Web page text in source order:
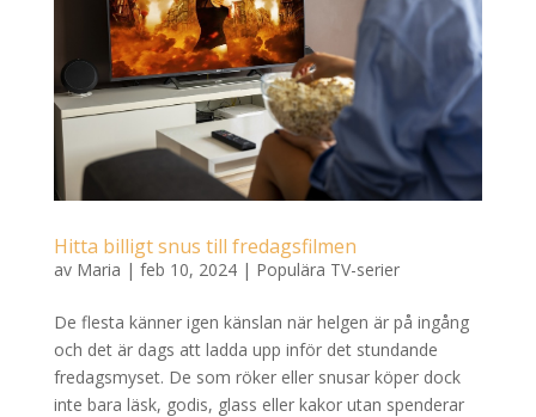
Hitta billigt snus till fredagsfilmen
av Maria | feb 10, 2024| Populära TV-serier
De flesta känner igen känslan när helgen är på ingång
och det är dags att ladda upp inför det stundande
fredagsmyset. De som röker eller snusar köper dock
inte bara läsk, godis, glass eller kakor utan spenderar